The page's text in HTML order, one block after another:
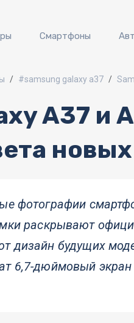
Смартфоны
#samsung galaxy a37
A37 и
фотографии
раскрывают
дизайн будущих
6,7-дюймовый